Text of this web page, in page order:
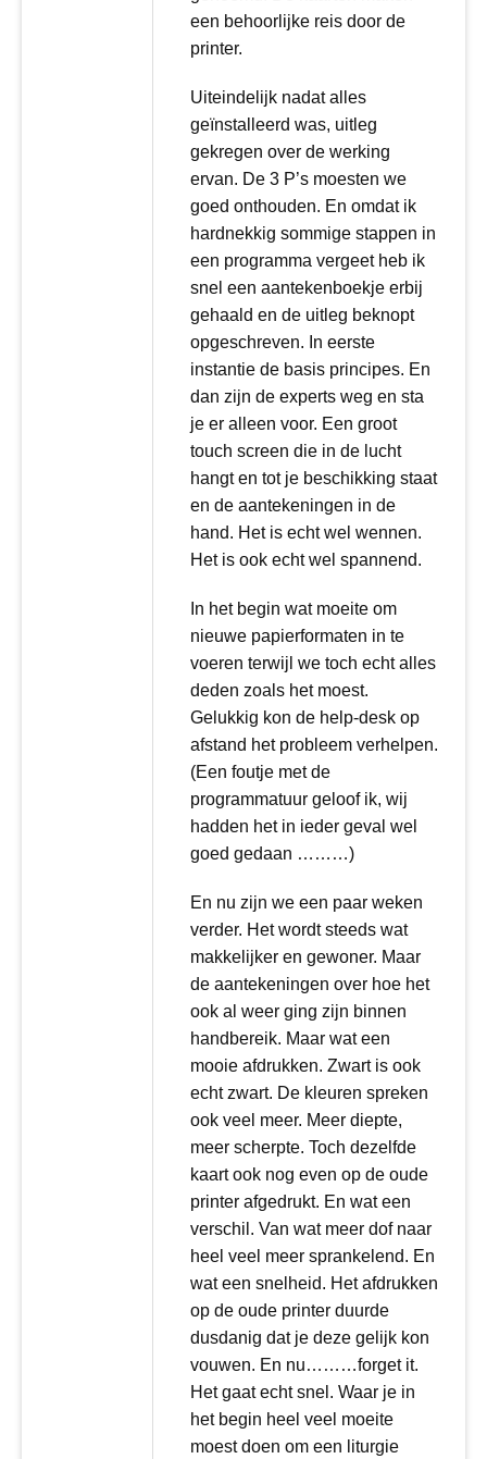
een behoorlijke reis door de
printer.
Uiteindelijk nadat alles
geïnstalleerd was, uitleg
gekregen over de werking
ervan. De 3 P’s moesten we
goed onthouden. En omdat ik
hardnekkig sommige stappen in
een programma vergeet heb ik
snel een aantekenboekje erbij
gehaald en de uitleg beknopt
opgeschreven. In eerste
instantie de basis principes. En
dan zijn de experts weg en sta
je er alleen voor. Een groot
touch screen die in de lucht
hangt en tot je beschikking staat
en de aantekeningen in de
hand. Het is echt wel wennen.
Het is ook echt wel spannend.
In het begin wat moeite om
nieuwe papierformaten in te
voeren terwijl we toch echt alles
deden zoals het moest.
Gelukkig kon de help-desk op
afstand het probleem verhelpen.
(Een foutje met de
programmatuur geloof ik, wij
hadden het in ieder geval wel
goed gedaan ………)
En nu zijn we een paar weken
verder. Het wordt steeds wat
makkelijker en gewoner. Maar
de aantekeningen over hoe het
ook al weer ging zijn binnen
handbereik. Maar wat een
mooie afdrukken. Zwart is ook
echt zwart. De kleuren spreken
ook veel meer. Meer diepte,
meer scherpte. Toch dezelfde
kaart ook nog even op de oude
printer afgedrukt. En wat een
verschil. Van wat meer dof naar
heel veel meer sprankelend. En
wat een snelheid. Het afdrukken
op de oude printer duurde
dusdanig dat je deze gelijk kon
vouwen. En nu………forget it.
Het gaat echt snel. Waar je in
het begin heel veel moeite
moest doen om een liturgie